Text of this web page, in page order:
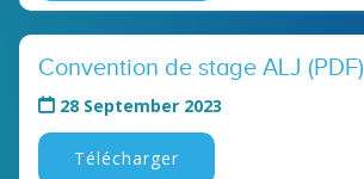
Convention de stage ALJ (PDF)
28 September 2023
Télécharger